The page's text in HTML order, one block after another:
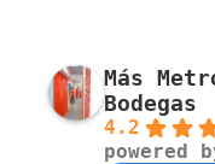
Más
Bodegas
4.2
powered